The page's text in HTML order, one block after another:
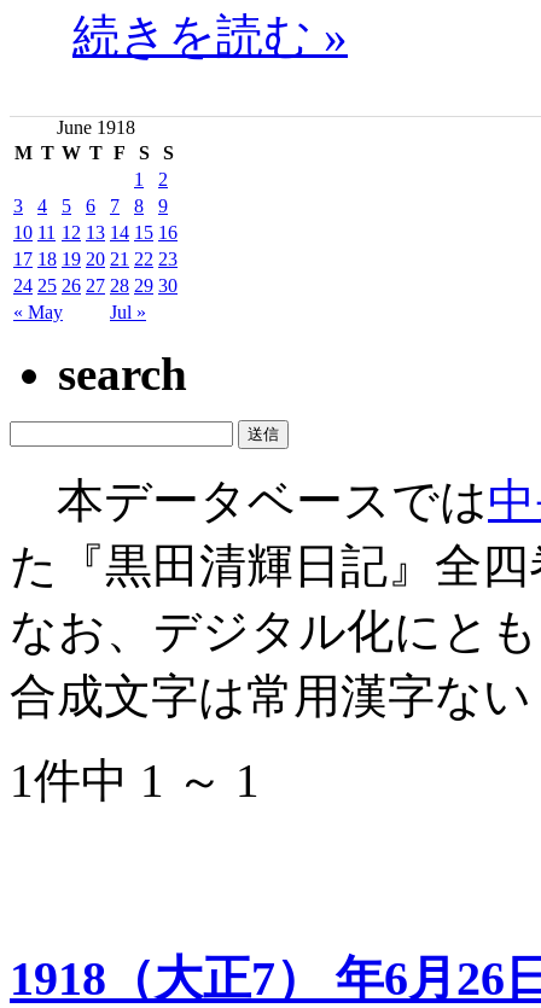
続きを読む »
June 1918
M T W T F S S
« May Jul »
1
2
3
4 5 6 7 8
9
10 11 12 13 14 15 16
17 18 19 20 21 22 23
24 25 26 27 28 29 30
search
本データベースでは
た『黒田清輝日記』全
なお、デジタル化にと
合成文字は常用漢字な
1件中 1 ～ 1
1918（大正7） 年6月26